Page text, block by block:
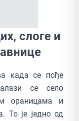
слоге и
када се пође
се село
ораницама и
То је једно од